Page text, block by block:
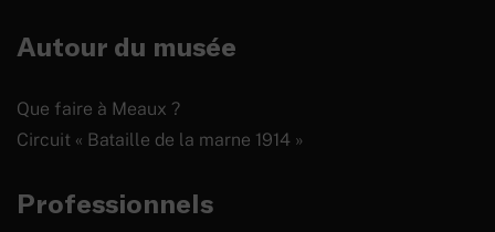
Autour du musée
Que faire à Meaux ?
Circuit « Bataille de la marne 1914 »
Professionnels